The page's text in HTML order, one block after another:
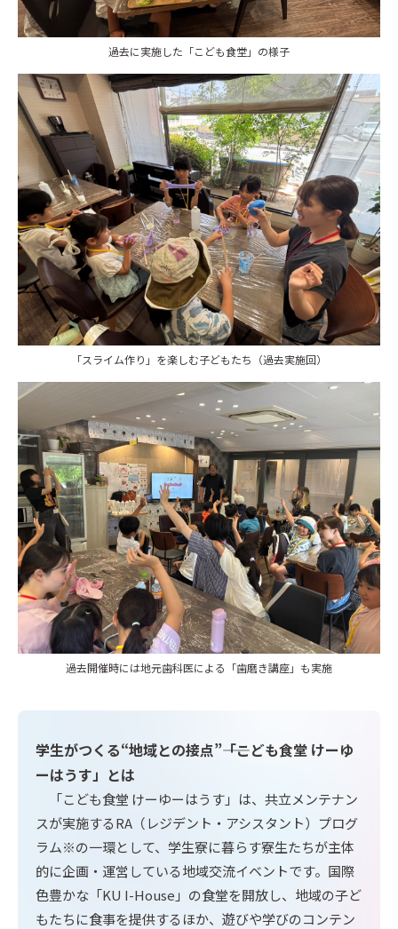
過去に実施した「こども食堂」の様子
「スライム作り」を楽しむ子どもたち（過去実施回）
過去開催時には地元歯科医による「歯磨き講座」も実施
学生がつくる“地域との接点”――「こども食堂 けーゆ
ーはうす」とは
「こども食堂 けーゆーはうす」は、共立メンテナン
スが実施するRA（レジデント・アシスタント）プログ
ラム※の一環として、学生寮に暮らす寮生たちが主体
的に企画・運営している地域交流イベントです。国際
色豊かな「KU I-House」の食堂を開放し、地域の子ど
もたちに食事を提供するほか、遊びや学びのコンテン